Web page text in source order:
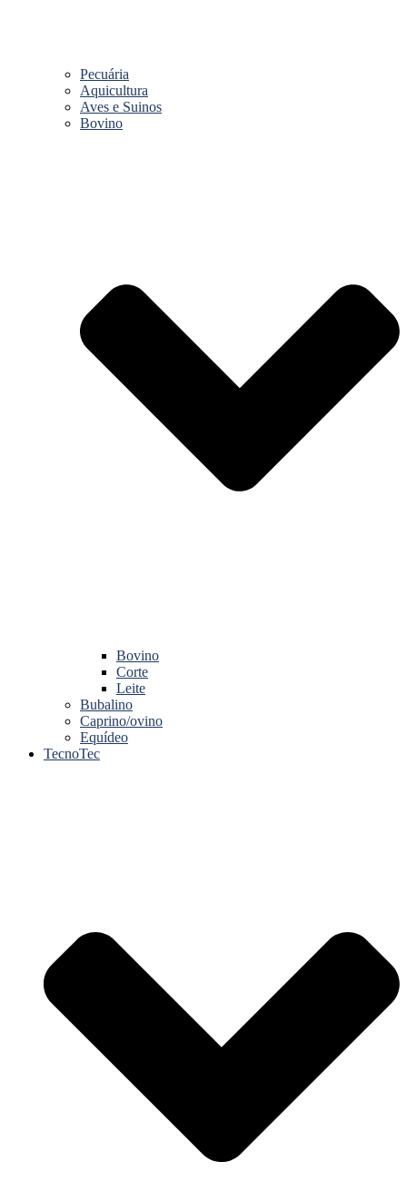
Pecuária
Aquicultura
Aves e Suinos
Bovino
Bovino
Corte
Leite
Bubalino
Caprino/ovino
Equídeo
TecnoTec